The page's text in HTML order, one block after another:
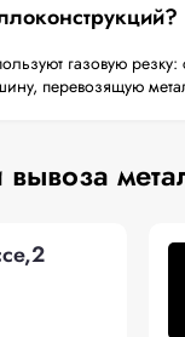
газовую
перевозящую